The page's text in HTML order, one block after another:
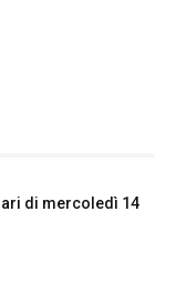
di mercoledì 14